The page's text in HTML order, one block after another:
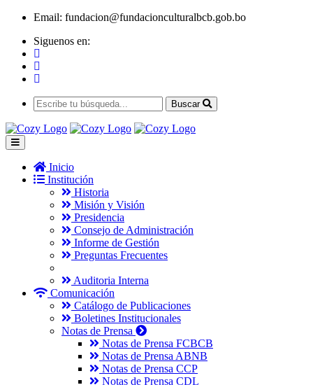
Email: fundacion@fundacionculturalbcb.gob.bo
Siguenos en:
Buscar
Inicio
Institución
Historia
Misión y Visión
Presidencia
Consejo de Administración
Informe de Gestión
Preguntas Frecuentes
Auditoria Interna
Comunicación
Catálogo de Publicaciones
Boletines Institucionales
Notas de Prensa
Notas de Prensa FCBCB
Notas de Prensa ABNB
Notas de Prensa CCP
Notas de Prensa CDL